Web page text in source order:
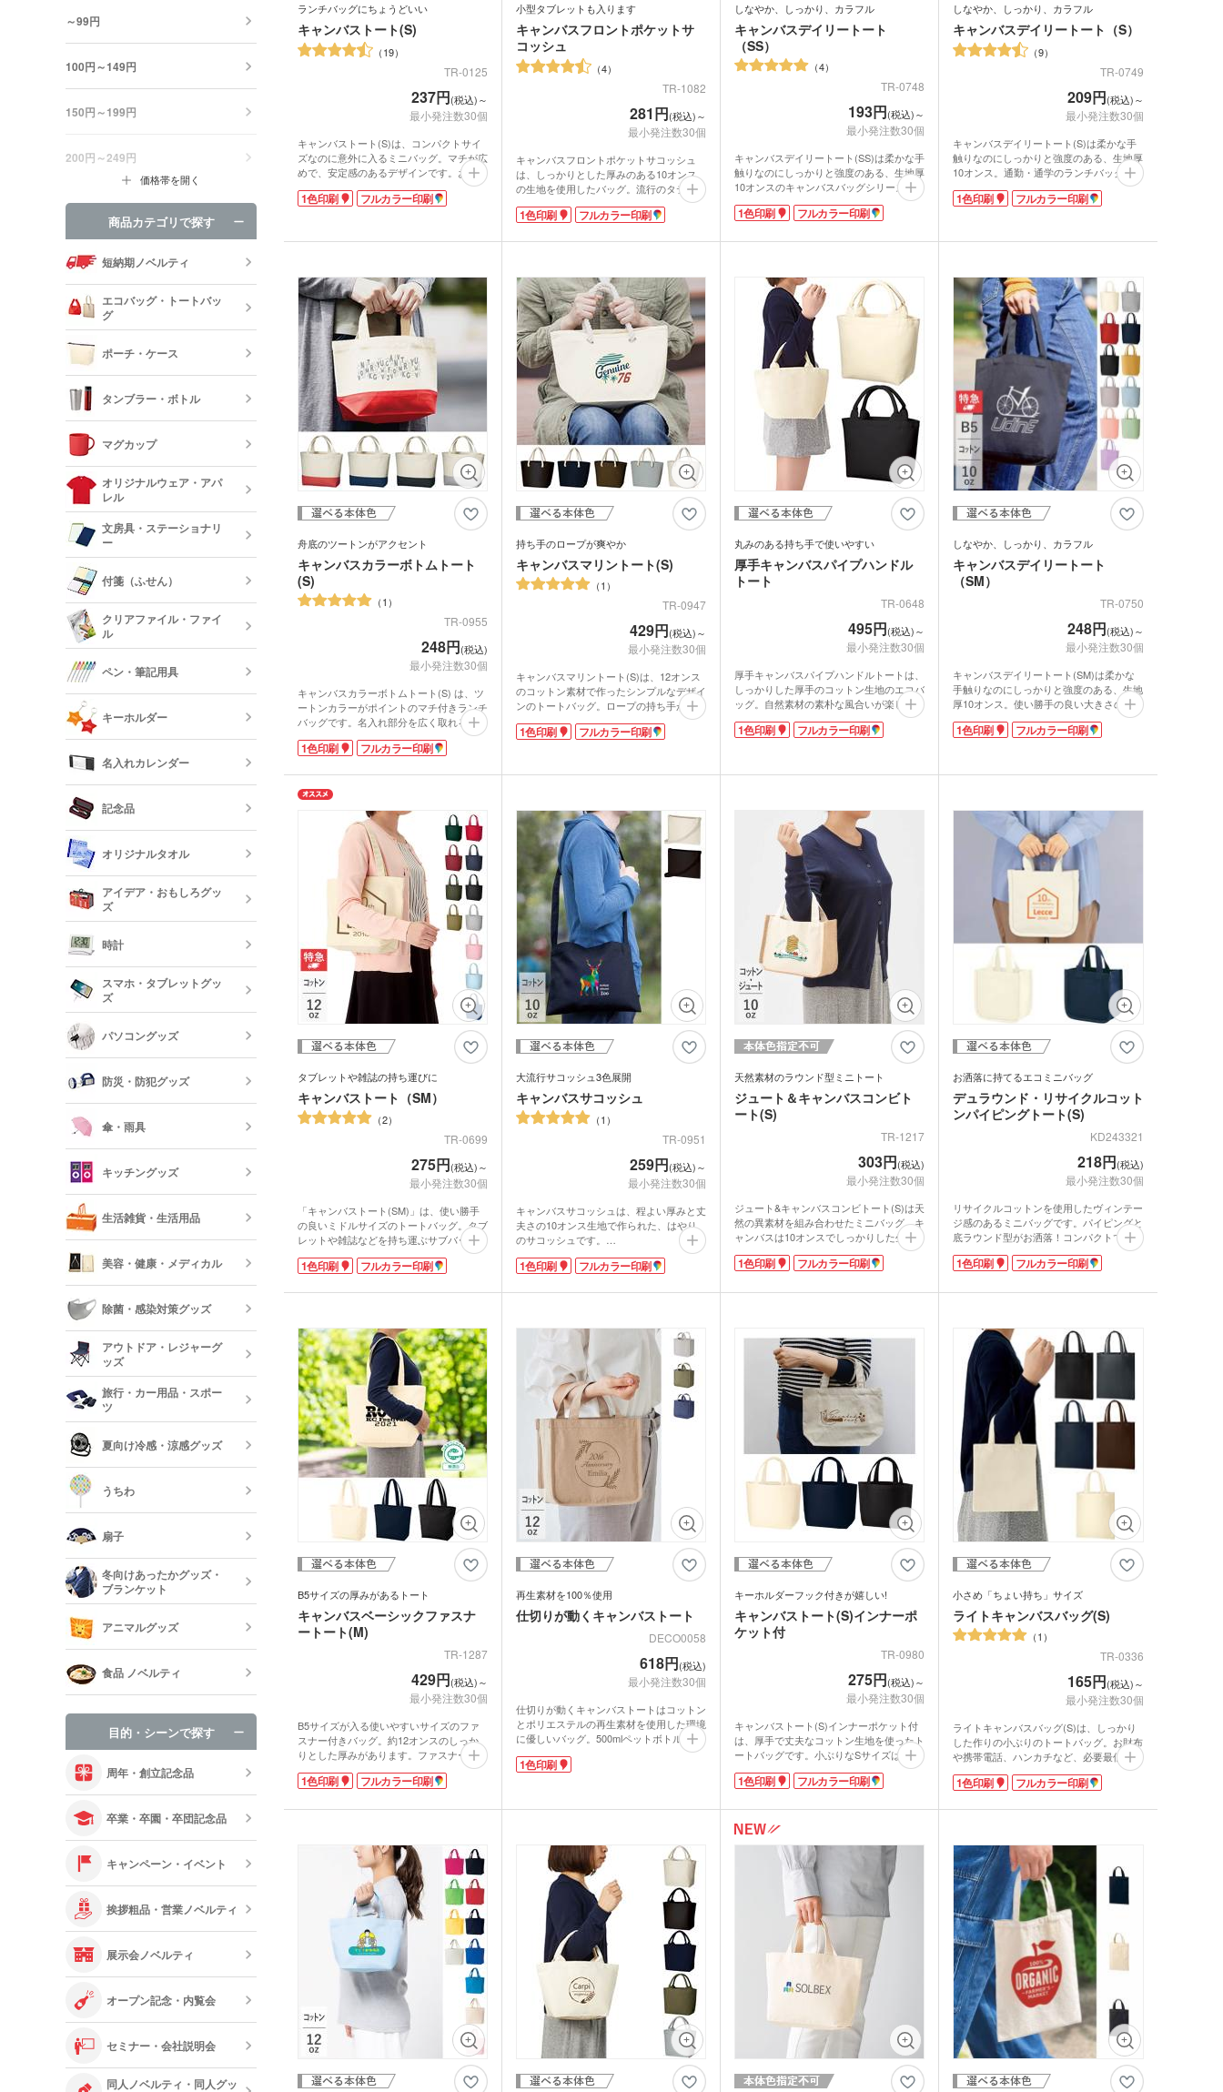
ランチバッグにちょうどいい
キャンバストート(S)
19
TR-0125
237円(税込)～
最小発注数30個
キャンバストート(S)は、コンパクトサイ
ズなのに意外に入るミニバッグ。マチが広
めで、安定感のあるデザインです。お弁当
や小物などの持ち歩きにいかが。しっかり
した生地でコットン100%のナチュラルな
展示会のイメージカラーにあわせてバッグ
ロゴを名入れしたオリジナルエコバッグ
は、小ロットでも制作可能です。
1色印刷 フルカラー印刷
小型タブレットも入ります
キャンバスフロントポケットサ
コッシュ
4
TR-1082
281円(税込)～
最小発注数30個
キャンバスフロントポケットサコッシュ
は、しっかりとした厚みのある10オンス
の生地を使用したバッグ。流行のタテ型形
状でスタイリッシュさを演出します。外側
にはポケットが付いており、小型のタブレ
ックで留められるので、中身が飛び出しに
カラーは年代や性別を選ばない3色をご用
意。表面と裏面のうちお好きな方へ名入れ
も可能です。シンプルなデザインなので、
ロゴマークやフルカラーの印刷がよく映え
ます。ノベルティだけでなく、音楽イベン
トなどのオリジナルグッズとしてもおすす
めの商品です。
1色印刷 フルカラー印刷
しなやか、しっかり、カラフル
キャンバスデイリートート
（SS）
4
TR-0748
193円(税込)～
最小発注数30個
キャンバスデイリートート(SS)は柔かな手
触りなのにしっかりと強度のある、生地厚
10オンスのキャンバスバッグシリーズ。
お財布やスマホ、ハンカチなどの必要最低
限のモノの持ち運びに便利なサイズのバッ
りです。
ラーまで揃ったカラフルな色展開。企業カ
ラーやイベント・展示会のイメージカラー
にあわせて選ぶことができます。印刷面が
広いのでPR効果も抜群ですよ。
1色印刷 フルカラー印刷
しなやか、しっかり、カラフル
キャンバスデイリートート（S）
9
TR-0749
209円(税込)～
最小発注数30個
キャンバスデイリートート(S)は柔かな手
触りなのにしっかりと強度のある、生地厚
10オンス。通勤・通学のランチバッグにぴ
ったりのサイズです。気軽に持てる大きさ
なので、日常使いのサブバッグとしても重
ラーまで揃ったカラフルな色展開。企業カ
広いのでPR効果も抜群ですよ。
1色印刷 フルカラー印刷
舟底のツートンがアクセント
キャンバスカラーボトムトート
(S)
1
TR-0955
248円(税込)
最小発注数30個
キャンバスカラーボトムトート(S) は、ツ
ートンカラーがポイントのマチ付きランチ
バッグです。名入れ部分を広く取れるのが
特徴で、 本体色をアクセントにオリジナ
ルの名入れがしっかり目立ちます。
なコンパクトサイズで、ランチタイムやち
ょっとそこまでのお供に重宝します。ツー
トンカラーがアクセントとなり、ベーシッ
クでありながら、お洒落なデザインは普段
使いにもピッタリ。企業カラーに合わせ
て、ひと味違ったノベルティバッグを制作
してみませんか?
1色印刷 フルカラー印刷
持ち手のロープが爽やか
キャンバスマリントート(S)
1
TR-0947
429円(税込)～
最小発注数30個
キャンバスマリントート(S)は、12オンス
のコットン素材で作ったシンプルなデザイ
ンのトートバッグ。ロープの持ち手がアク
セントになっています。ロゴ印刷でオリジ
ナルのバッグが制作できるので来店プレゼ
ートバッグです。
1色印刷 フルカラー印刷
丸みのある持ち手で使いやすい
厚手キャンバスパイプハンドル
トート
TR-0648
495円(税込)～
最小発注数30個
厚手キャンバスパイプハンドルトートは、
しっかりした厚手のコットン生地のエコバ
ッグ。自然素材の素朴な風合いが楽しめま
す。ハンドル(持ち手)は、パイプのように
丸みのあるタイプ。持ちやすく、広めのマ
1色印刷 フルカラー印刷
しなやか、しっかり、カラフル
キャンバスデイリートート
（SM）
TR-0750
248円(税込)～
最小発注数30個
キャンバスデイリートート(SM)は柔かな
手触りなのにしっかりと強度のある、生地
厚10オンス。使い勝手の良い大きさの手さ
げタイプです。500mlペットボトルが縦に
キレイに収納できる、小さすぎず大きすぎ
ラーまで揃ったカラフルな色展開。企業カ
広いのでPR効果も抜群ですよ。
1色印刷 フルカラー印刷
タブレットや雑誌の持ち運びに
キャンバストート（SM）
2
TR-0699
275円(税込)～
最小発注数30個
「キャンバストート(SM)」は、使い勝手
の良いミドルサイズのトートバッグ。タブ
レットや雑誌などを持ち運ぶサブバッグに
ぴったり。レッスンバッグにも重宝しま
す。印刷面が広いのでPR効果抜群。オリ
能です。自然な風合いのコットン素材、ど
ラルカラーと、選べて楽しい豊富なカラー
をご用意しました。
1色印刷 フルカラー印刷
大流行サコッシュ3色展開
キャンバスサコッシュ
1
TR-0951
259円(税込)～
最小発注数30個
キャンバスサコッシュは、程よい厚みと丈
夫さの10オンス生地で作られた、はやり
のサコッシュです。
中身が取り出しやすく、必要最低限の荷物
を入れる設計のサコッシュは、アウトドア
爆発的に人気が広がり、今も大流行中。口
も安心。長めのハンドルは結んでもオシャ
レになりますね。
オリジナルの名入れバッグは小ロットから
作れるので、展示会やイベント、セミナー
などにもぴったりのノベルティです。
1色印刷 フルカラー印刷
天然素材のラウンド型ミニトート
ジュート＆キャンバスコンビト
ート(S)
TR-1217
303円(税込)
最小発注数30個
ジュート&キャンバスコンビトート(S)は天
然の異素材を組み合わせたミニバッグ。キ
ャンバスは10オンスでしっかりした生地
感です。麻の一種で天然素材のジュートは
ざっくりとした素材感でお洒落!裏はコー
れも安心です。
&お弁当を入れるのにぴったりのサイズ感
です。ランチトートはもちろん普段使いに
もお勧め。1色印刷か転写印刷が可能で
す。オープン記念やカフェのオリジナルノ
ベルティにいかがでしょうか。
1色印刷 フルカラー印刷
お洒落に持てるエコミニバッグ
デュラウンド・リサイクルコット
ンパイピングトート(S)
KD243321
218円(税込)
最小発注数30個
リサイクルコットンを使用したヴィンテー
ジ感のあるミニバッグです。パイピングと
底ラウンド型がお洒落！コンパクトで使い
やすいサイズ感でランチバッグや普段使い
にもお勧めです。
場で出る不要な生地から作られた、CO2や
るデザインは他と差が付くエコノベルティ
グッズをお求めの方にぴったり！1色・フ
ルカラー印刷が可能。カフェや飲食店のエ
コキャンペーンにお勧めです。
1色印刷 フルカラー印刷
B5サイズの厚みがあるトート
キャンバスベーシックファスナ
ートート(M)
TR-1287
429円(税込)～
最小発注数30個
B5サイズが入る使いやすいサイズのファ
スナー付きバッグ。約12オンスのしっか
りとした厚みがあります。ファスナーは中
身が見えにくいだけでなく、自転車に乗せ
た際などに荷物の飛び出しを防止。ベロ付
けられる長さです。
ノベルティやイベントでの物販品におすす
め。本体色ナチュラルは無漂白のエコ素材
なので、SDGsへの取り組みのアピールも
1色印刷 フルカラー印刷
再生素材を100％使用
仕切りが動くキャンバストート
DECO0058
618円(税込)
最小発注数30個
仕切りが動くキャンバストートはコットン
とポリエステルの再生素材を使用した環境
に優しいバッグ。500mlペットボトルがす
っぽり入るランチバッグとして重宝するサ
イズ感。仕切りは底面まで縫い合わせない
を分けて収納できます。
で名入れをしてオリジナルのランチバッグ
作成に。再生素材を使用しているバッグは
SDGsを意識した企業やイベントの記念品
として人気です。
1色印刷
キーホルダーフック付きが嬉しい!
キャンバストート(S)インナーポ
ケット付
TR-0980
275円(税込)～
最小発注数30個
キャンバストート(S)インナーポケット付
は、厚手で丈夫なコットン生地を使ったト
ートバッグです。小ぶりなSサイズは、ラ
ンチの持ち運びや、ちょっとそこまでのお
出かけに重宝します。
るのにとっても便利。また、表面に付いた
キーホルダーフックも他にはないこだわり
ホルダーやパスケースも、細く作られたフ
ックで楽々取り付けられます。
使いやすさを追求したこだわりのトートバ
ッグで、オリジナルバッグを作ってみては
いかがでしょうか。
1色印刷 フルカラー印刷
小さめ「ちょい持ち」サイズ
ライトキャンバスバッグ(S)
1
TR-0336
165円(税込)～
最小発注数30個
ライトキャンバスバッグ(S)は、しっかり
した作りの小ぶりのトートバッグ。お財布
や携帯電話、ハンカチなど、必要最低限の
モノの持ち運びに便利です。近所への外出
や散歩など、身軽に出掛けたいときにどう
1色印刷 フルカラー印刷
～99円
100円～149円
150円～199円
200円～249円
価格帯を開く
商品カテゴリで探す
短納期ノベルティ
エコバッグ・トートバッ
グ
エコバッグ・折りたたみバ
ッグ
コットントートバッグ(～
7oz)
キャンバストートバッグ
巾着・リュック・ナップサ
ック
不織布トートバッグ
保冷バッグ・レジかごバッ
グ
ランチトートバッグ サコッシュ マルシェバッグ
ジュートバッグ・コットン
リネンバッグ
デニムバッグ おしゃれトートバッグ
スクエアトート
オーガニックコットンバッ
ポリエステルトートバッグ
ロープハンドルバッグ
短納期エコバッグ・トート
バッグ・巾着
ポーチ・ケース
キャンバスポーチ ポリエステルポーチ クリア・ビニールポーチ
デニムポーチ 本革・レザー調ポーチ フラットポーチ
コスメポーチ
スマホショルダー・スマホ
ポーチ
短納期ポーチ
タンブラー・ボトル
ステンレスタンブラー・ア
ルミタンブラー
台紙タンブラー（カスタム
デザインタンブラー）
プラスチックタンブラー
ステンレスボトル・マグボ
アルミボトル・マウンテン
ボトル（カラビナ付）
クリアボトル・プラスチッ
クボトル
スープジャー・フードポッ
ト
ミニボトル・ポケットボト
オリジナルグラス・ビアグ
ボトルホルダー・ペットボ
トルホルダー
短納期タンブラー・ボトル
マグカップ
陶器マグカップ・磁器マグ
カップ
ガラスマグカップ
プラスチックマグカップ・
バンブーマグカップ
ステンレスマグカップ 湯のみ
オリジナルウェア・アパ
レル
オリジナルTシャツ(半袖・
長袖)
オリジナルポロシャツ(半
袖・長袖)
オリジナルドライTシャツ・
ドライウェア(半袖・長袖)
オリジナルロンT・長袖Tシ
文房具・ステーショナリ
ー
メモ帳
バインダー・クリップボー
ド
クリーナー ペンケース・筆箱 ペン立て・トレイ
ケース・マルチケース
定規・メジャー
印鑑・印鑑ケース・スタン
プ
電卓・レターカッター・ホ
ッチキス他
短納期文房具・ステーショナ
リー
付箋（ふせん）
ノベルティ付箋 短納期付箋（ふせん）
クリアファイル・ファイ
ル
オリジナルクリアファイル
名入れクリアファイル（箔
押し・シルク）
ドキュメントファイル・そ
の他ファイル
短納期クリアファイル
ペン・筆記用具
フリクション ジェットストリーム ボールペン(単色)
多機能ペン(タッチ・シャー
プペン付など)
万年筆 サインペン・筆ペン マーカー・蛍光ペン
クレヨン・色鉛筆・鉛筆 ペンセット・文具セット 消しゴム・修正テープ
短納期ボールペン
キーホルダー
レザーキーホルダー・革製
キーホルダー
メタルキーホルダー・金属
木製キーホルダー・ウッド
反射板キーホルダー・リフ
レクターキーホルダー
名入れカレンダー
卓上カレンダー 壁掛けカレンダー 万年カレンダー
記念品
記念品 タンブラー 記念品 マグカップ 記念品 ボトル・水筒
記念品 グラス 記念品 バッグ 記念品 時計
記念品 ステーショナリ
ー・文房具
記念品 ボールペン・筆記
具
記念品 タオル
記念品 写真立て・フォト
フレーム
記念品 モバイルバッテリ
ー・充電器
記念品 USBグッズ
記念品 印鑑ケース・ネー
ムペン・朱肉
記念品 キーホルダー 記念品 防災グッズ
記念品 傘・日傘
オリジナルタオル
オリジナルフェイスタオル オリジナルハンカチタオル
オリジナルミニハンカチタ
オル
オリジナルハンドタオル オリジナルマフラータオル オリジナルスポーツタオル
オリジナルバスタオル 名入れタオル・粗品タオル ノベルティタオル
短納期オリジナルタオル
アイデア・おもしろグッ
ズ
時計
時計 電波時計
スマホ・タブレットグッ
ズ
モバイルバッテリー・充電
器
スマホモバイルスタンド イヤホン・スピーカー
スマホクリーナー・マイク
モバイル スマホケース スマホ関連アクセサリー
短納期スマホ・タブレット
グッズ
パソコングッズ
USBグッズ マウスパッド PCクリーナー
防災・防犯グッズ
ライト・LEDライト・懐中
反射板・リフレクター 防犯ブザー・ホイッスル アルミブランケット他
傘・雨具
キッチングッズ
箸・カトラリー・スプーン オリジナル コースター
ランチボックス・お弁当
箱・フードポット
短納期キッチングッズ
生活雑貨・生活用品
ーボード
ライト・ランタン ウェットティッシュ
ティッシュ・ボックスティ
ッシュ
掃除・洗濯グッズ バスグッズ
収納グッズ ドライバー・工具 消臭・芳香剤・アロマ
靴べら・バッグハンガー他
美容・健康・メディカル
美容・コスメ 健康グッズ ミラー
コスメポーチ マスクケース
名入れマスク(オリジナル印
刷)
マスク(既製品)
メディカル・エチケットグ
ッズ
日傘(UV対策)
除菌・感染対策グッズ
名入れマスク(オリジナル印
刷)
マスク(既製品) マスクケース
ハンド・除菌関連グッズ
アウトドア・レジャーグ
ッズ
アウトドア 食器・調理器具
レジャーシート・折りたた
ランタン
レジャーバッグ マルチツール・双眼鏡他
旅行・カー用品・スポー
ツ
トラベルグッズ カー用品 スポーツ
夏向け冷感・涼感グッズ
保冷剤・冷却パック・氷の
ハンディファン・ハンディ
扇風機
クールタオル
うちわ
オリジナルうちわ ノベルティうちわ
扇子
既製品扇子（名入れ扇子）
冬向けあったかグッズ・
ブランケット
オリジナルブランケット ノベルティブランケット
手袋・ネックウォーマー他
アニマルグッズ
食品 ノベルティ
オリジナルお菓子
食料品・調味料（グルメギ
フト・既製品）
目的・シーンで探す
周年・創立記念品
卒業・卒園・卒団記念品
キャンペーン・イベント
挨拶粗品・営業ノベルティ
展示会ノベルティ
オープン記念・内覧会
セミナー・会社説明会
同人ノベルティ・同人グッ